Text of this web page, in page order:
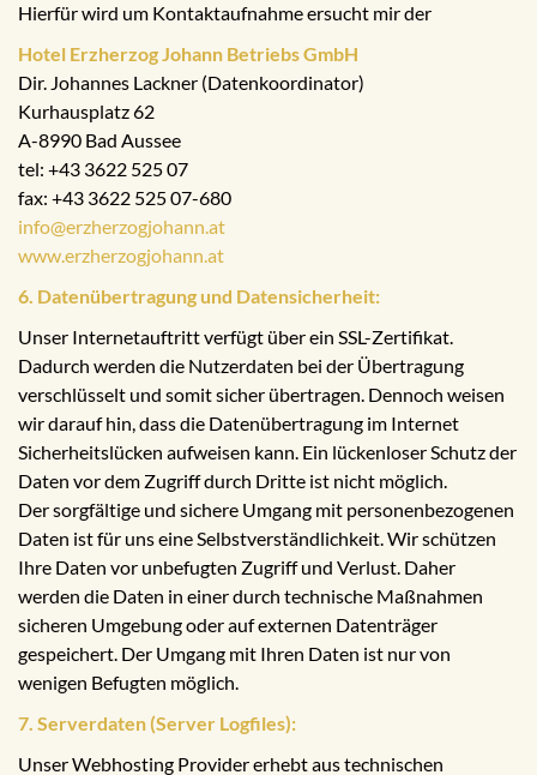
Hierfür wird um Kontaktaufnahme ersucht mir der
Hotel Erzherzog Johann Betriebs GmbH
Dir. Johannes Lackner (Datenkoordinator)
Kurhausplatz 62
A-8990 Bad Aussee
tel: +43 3622 525 07
fax: +43 3622 525 07-680
info@erzherzogjohann.at
www.erzherzogjohann.at
6. Datenübertragung und Datensicherheit:
Unser Internetauftritt verfügt über ein SSL-Zertifikat.
Dadurch werden die Nutzerdaten bei der Übertragung
verschlüsselt und somit sicher übertragen. Dennoch weisen
wir darauf hin, dass die Datenübertragung im Internet
Sicherheitslücken aufweisen kann. Ein lückenloser Schutz der
Daten vor dem Zugriff durch Dritte ist nicht möglich.
Der sorgfältige und sichere Umgang mit personenbezogenen
Daten ist für uns eine Selbstverständlichkeit. Wir schützen
Ihre Daten vor unbefugten Zugriff und Verlust. Daher
werden die Daten in einer durch technische Maßnahmen
sicheren Umgebung oder auf externen Datenträger
gespeichert. Der Umgang mit Ihren Daten ist nur von
wenigen Befugten möglich.
7. Serverdaten (Server Logfiles):
Unser Webhosting Provider erhebt aus technischen